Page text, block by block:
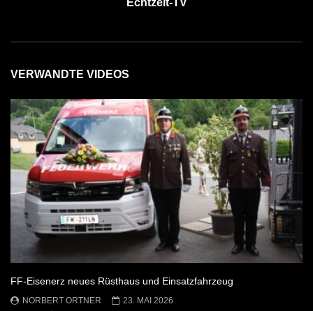
Echtzeit-TV
VERWANDTE VIDEOS
FF-Eisenerz neues Rüsthaus und Einsatzfahrzeug
NORBERT ORTNER
23. MAI 2026